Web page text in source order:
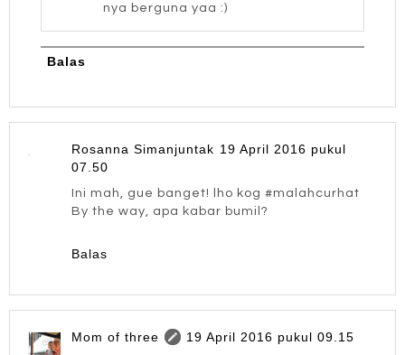
nya berguna yaa :)
Balas
Rosanna Simanjuntak 19 April 2016 pukul
07.50
Ini mah, gue banget! lho kog #malahcurhat
By the way, apa kabar bumil?
Balas
Mom of three 19 April 2016 pukul 09.15